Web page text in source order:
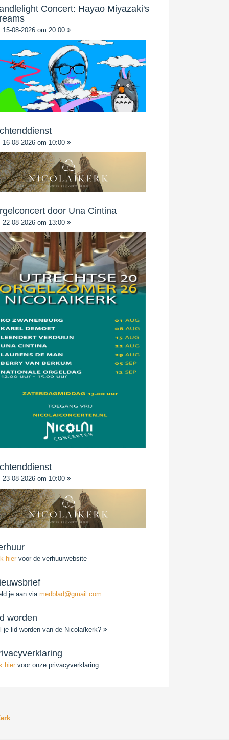
Concert: Hayao Miyazaki's
15-08-2026 om 20:00
16-08-2026 om 10:00
door Una Cintina
22-08-2026 om 13:00
23-08-2026 om 10:00
hiervoor de verhuurwebsite
je aan viamedblad@gmail.com
worden
je lid worden van de Nicolaïkerk?
hier voor onze privacyverklaring